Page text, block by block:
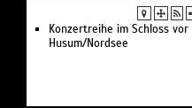
Konzertreihe im Schloss vor
Husum/Nordsee